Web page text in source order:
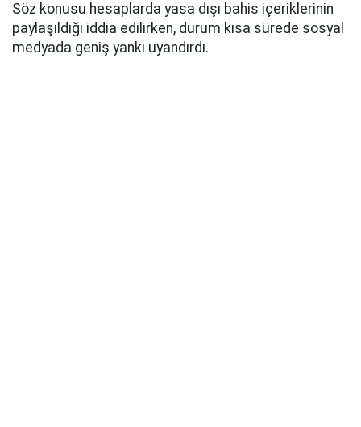
Söz konusu hesaplarda yasa dışı bahis içeriklerinin
paylaşıldığı iddia edilirken, durum kısa sürede sosyal
medyada geniş yankı uyandırdı.